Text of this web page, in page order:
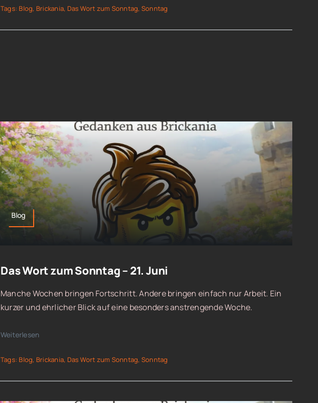
Tags: Blog, Brickania, Das Wort zum Sonntag, Sonntag
Blog
Das Wort zum Sonntag – 21. Juni
Manche Wochen bringen Fortschritt. Andere bringen einfach nur Arbeit. Ein
kurzer und ehrlicher Blick auf eine besonders anstrengende Woche.
Weiterlesen
Tags: Blog, Brickania, Das Wort zum Sonntag, Sonntag